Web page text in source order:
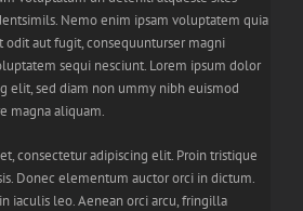
Nemo enim ipsam voluptatem quia
odit aut fugit, consequunturser magni
sequi nesciunt. Lorem ipsum dolor
elit, sed diam non ummy nibh euismod
magna aliquam.
consectetur adipiscing elit. Proin tristique
Donec elementum auctor orci in dictum.
iaculis leo. Aenean orci arcu, fringilla